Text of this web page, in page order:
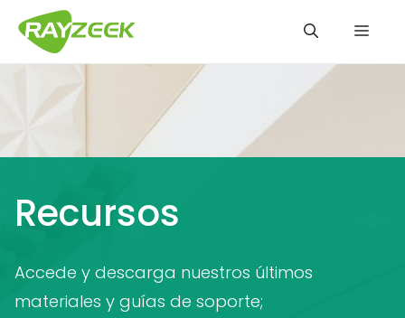
Saltar
contenido
Recursos
Accede y descarga nuestros últimos
materiales y guías de soporte;